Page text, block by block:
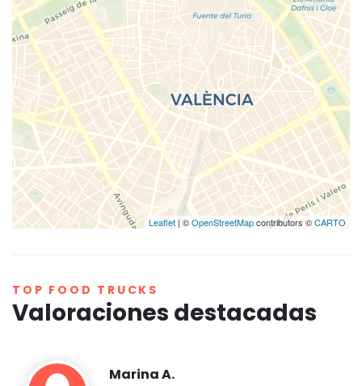
Leaflet | ©OpenStreetMapcontributors ©CARTO
TOP FOOD TRUCKS
Valoraciones destacadas
Marina A.